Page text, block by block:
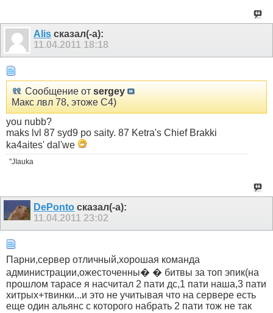
Alis сказал(-а):
11.04.2011 18:18
Сообщение от sergey
Макс лвл 78, этоже С4)
you nubb?
maks lvl 87 syd9 po saity. 87 Ketra's Chief Brakki
ka4aites' dal'we
"JIauka
DePonto сказал(-а):
11.04.2011 23:02
Парни,сервер отличный,хорошая команда
администрации,ожесточенны� � битвы за топ эпик(на
прошлом тарасе я насчитал 2 пати дс,1 пати наша,3 пати
хитрых+твинки...и это не учитывая что на сервере есть
еще один альянс с которого набрать 2 пати тож не так